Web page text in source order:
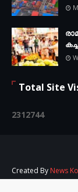
Total Site
2312744
Created By News